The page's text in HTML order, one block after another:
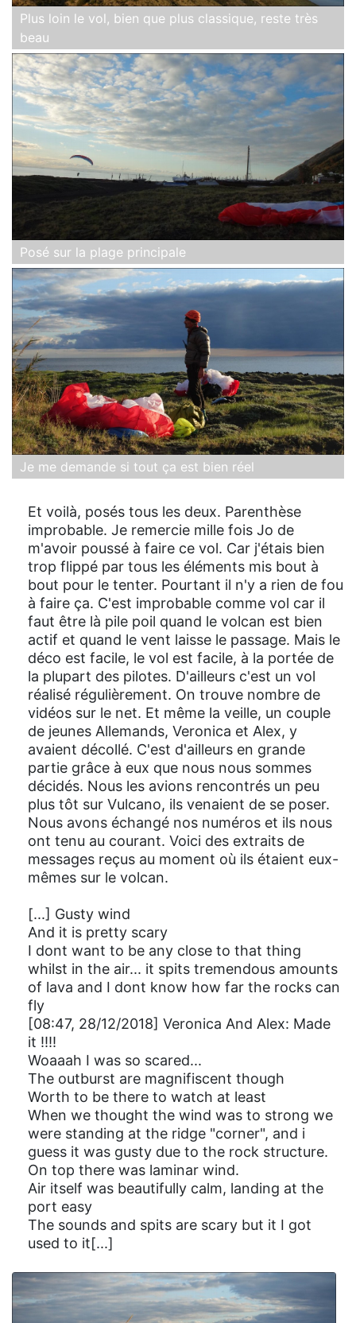
Plus loin le vol, bien que plus classique, reste très
beau
Posé sur la plage principale
Je me demande si tout ça est bien réel
Et voilà, posés tous les deux. Parenthèse
improbable. Je remercie mille fois Jo de
m'avoir poussé à faire ce vol. Car j'étais bien
trop flippé par tous les éléments mis bout à
bout pour le tenter. Pourtant il n'y a rien de fou
à faire ça. C'est improbable comme vol car il
faut être là pile poil quand le volcan est bien
actif et quand le vent laisse le passage. Mais le
déco est facile, le vol est facile, à la portée de
la plupart des pilotes. D'ailleurs c'est un vol
réalisé régulièrement. On trouve nombre de
vidéos sur le net. Et même la veille, un couple
de jeunes Allemands, Veronica et Alex, y
avaient décollé. C'est d'ailleurs en grande
partie grâce à eux que nous nous sommes
décidés. Nous les avions rencontrés un peu
plus tôt sur Vulcano, ils venaient de se poser.
Nous avons échangé nos numéros et ils nous
ont tenu au courant. Voici des extraits de
messages reçus au moment où ils étaient eux-
mêmes sur le volcan.
[...] Gusty wind
And it is pretty scary
I dont want to be any close to that thing
whilst in the air... it spits tremendous amounts
of lava and I dont know how far the rocks can
fly
[08:47, 28/12/2018] Veronica And Alex: Made
it !!!!
Woaaah I was so scared...
The outburst are magnifiscent though
Worth to be there to watch at least
When we thought the wind was to strong we
were standing at the ridge "corner", and i
guess it was gusty due to the rock structure.
On top there was laminar wind.
Air itself was beautifully calm, landing at the
port easy
The sounds and spits are scary but it I got
used to it[...]